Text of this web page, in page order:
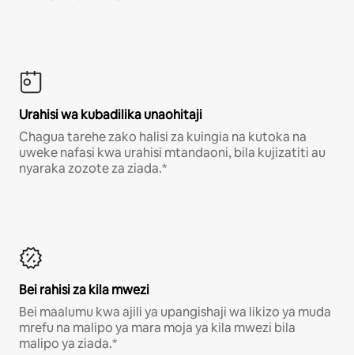
Urahisi wa kubadilika unaohitaji
Chagua tarehe zako halisi za kuingia na kutoka na
uweke nafasi kwa urahisi mtandaoni, bila kujizatiti au
nyaraka zozote za ziada.*
Bei rahisi za kila mwezi
Bei maalumu kwa ajili ya upangishaji wa likizo ya muda
mrefu na malipo ya mara moja ya kila mwezi bila
malipo ya ziada.*